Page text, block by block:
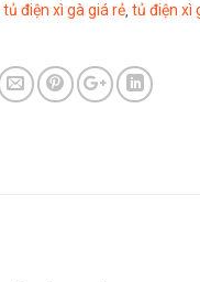
tủ điện xì gà giá rẻ, tủ điện xì